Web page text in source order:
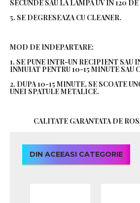
SECUNDE SAU LA LAMPA UV IN 120
5. SE DEGRESEAZA CU CLEANER.
MOD DE INDEPARTARE:
1. SE PUNE INTR-UN RECIPIENT SAU
INMUIAT PENTRU 10-15 MINUTE SAU
2. DUPA 10-15 MINUTE, SE SCOATE
UNEI SPATULE METALICE.
CALITATE GARANTATA DE
DIN ACEEASI CATEGORIE